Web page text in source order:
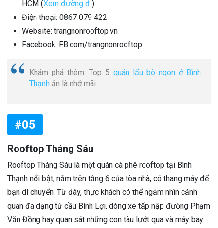
HCM (Xem đường đi)
Điện thoại: 0867 079 422
Website: trangnonrooftop.vn
Facebook: FB.com/trangnonrooftop
Khám phá thêm: Top 5 quán lẩu bò ngon ở Bình
Thạnh ăn là nhớ mãi
#05
Rooftop Tháng Sáu
Rooftop Tháng Sáu là một quán cà phê rooftop tại Bình
Thạnh nổi bật, nằm trên tầng 6 của tòa nhà, có thang máy để
bạn di chuyển. Từ đây, thực khách có thể ngắm nhìn cảnh
quan đa dạng từ cầu Bình Lợi, dòng xe tấp nập đường Phạm
Văn Đồng hay quan sát những con tàu lướt qua và máy bay